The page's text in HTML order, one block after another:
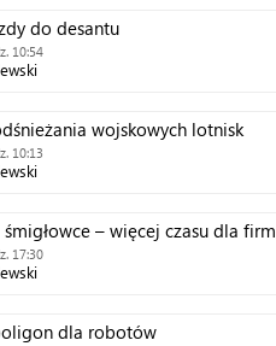
do desantu
10:54
wojskowych lotnisk
10:13
śmigłowce – więcej czasu dla firm
17:30
dla robotów